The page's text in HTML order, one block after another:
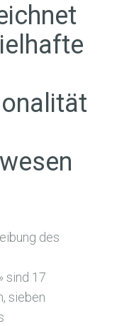
des
sind 17
sieben